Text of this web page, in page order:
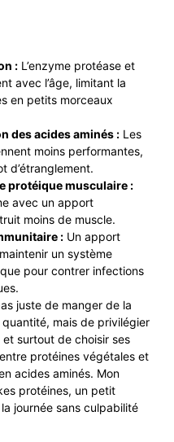
: L’enzyme protéase et
avec l’âge, limitant la
en petits morceaux
des acides aminés : Les
moins performantes,
d’étranglement.
protéique musculaire :
avec un apport
moins de muscle.
: Un apport
un système
pour contrer infections
juste de manger de la
mais de privilégier
surtout de choisir ses
protéines végétales et
acides aminés. Mon
protéines, un petit
journée sans culpabilité